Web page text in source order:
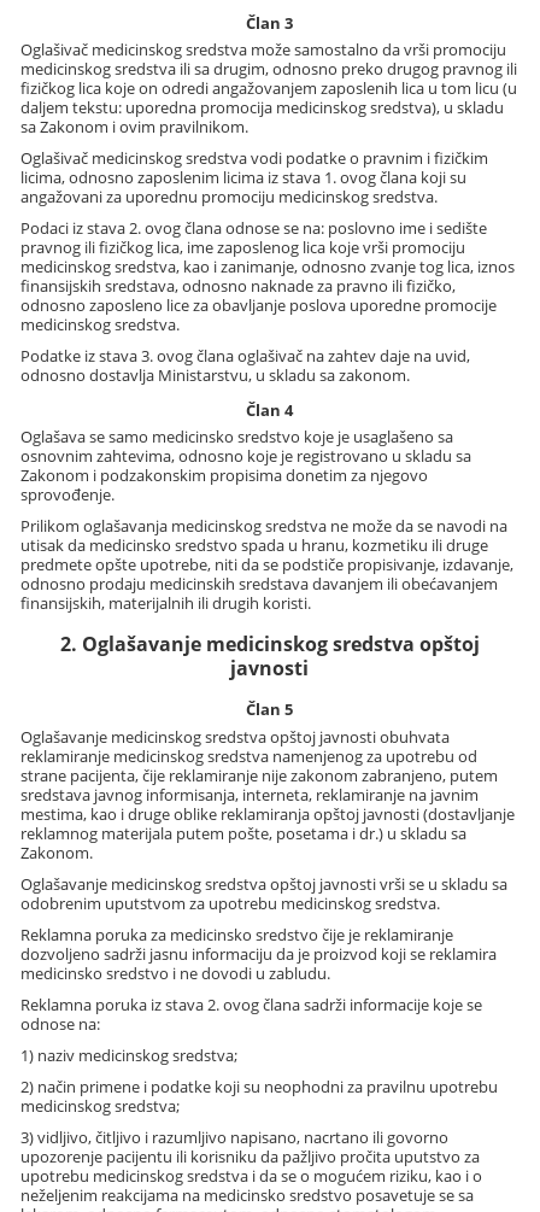
Član 3
Oglašivač medicinskog sredstva može samostalno da vrši promociju
medicinskog sredstva ili sa drugim, odnosno preko drugog pravnog ili
fizičkog lica koje on odredi angažovanjem zaposlenih lica u tom licu (u
daljem tekstu: uporedna promocija medicinskog sredstva), u skladu
sa Zakonom i ovim pravilnikom.
Oglašivač medicinskog sredstva vodi podatke o pravnim i fizičkim
licima, odnosno zaposlenim licima iz stava 1. ovog člana koji su
angažovani za uporednu promociju medicinskog sredstva.
Podaci iz stava 2. ovog člana odnose se na: poslovno ime i sedište
pravnog ili fizičkog lica, ime zaposlenog lica koje vrši promociju
medicinskog sredstva, kao i zanimanje, odnosno zvanje tog lica, iznos
finansijskih sredstava, odnosno naknade za pravno ili fizičko,
odnosno zaposleno lice za obavljanje poslova uporedne promocije
medicinskog sredstva.
Podatke iz stava 3. ovog člana oglašivač na zahtev daje na uvid,
odnosno dostavlja Ministarstvu, u skladu sa zakonom.
Član 4
Oglašava se samo medicinsko sredstvo koje je usaglašeno sa
osnovnim zahtevima, odnosno koje je registrovano u skladu sa
Zakonom i podzakonskim propisima donetim za njegovo
sprovođenje.
Prilikom oglašavanja medicinskog sredstva ne može da se navodi na
utisak da medicinsko sredstvo spada u hranu, kozmetiku ili druge
predmete opšte upotrebe, niti da se podstiče propisivanje, izdavanje,
odnosno prodaju medicinskih sredstava davanjem ili obećavanjem
finansijskih, materijalnih ili drugih koristi.
2. Oglašavanje medicinskog sredstva opštoj
javnosti
Član 5
Oglašavanje medicinskog sredstva opštoj javnosti obuhvata
reklamiranje medicinskog sredstva namenjenog za upotrebu od
strane pacijenta, čije reklamiranje nije zakonom zabranjeno, putem
sredstava javnog informisanja, interneta, reklamiranje na javnim
mestima, kao i druge oblike reklamiranja opštoj javnosti (dostavljanje
reklamnog materijala putem pošte, posetama i dr.) u skladu sa
Zakonom.
Oglašavanje medicinskog sredstva opštoj javnosti vrši se u skladu sa
odobrenim uputstvom za upotrebu medicinskog sredstva.
Reklamna poruka za medicinsko sredstvo čije je reklamiranje
dozvoljeno sadrži jasnu informaciju da je proizvod koji se reklamira
medicinsko sredstvo i ne dovodi u zabludu.
Reklamna poruka iz stava 2. ovog člana sadrži informacije koje se
odnose na:
1) naziv medicinskog sredstva;
2) način primene i podatke koji su neophodni za pravilnu upotrebu
medicinskog sredstva;
3) vidljivo, čitljivo i razumljivo napisano, nacrtano ili govorno
upozorenje pacijentu ili korisniku da pažljivo pročita uputstvo za
upotrebu medicinskog sredstva i da se o mogućem riziku, kao i o
neželjenim reakcijama na medicinsko sredstvo posavetuje se sa